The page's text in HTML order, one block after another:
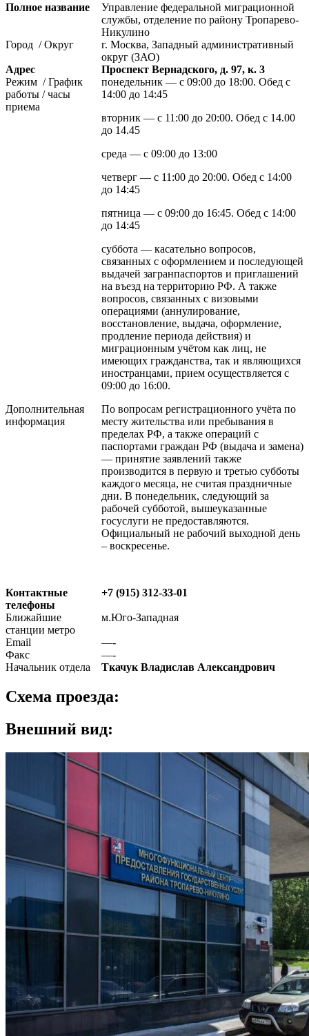
Полное название
Управление федеральной миграционной
службы, отделение по району Тропарево-
Никулино
Город / Округ
г. Москва, Западный административный
округ (ЗАО)
Адрес
Проспект Вернадского, д. 97, к. 3
Режим / График
работы / часы
приема
понедельник — с 09:00 до 18:00. Обед с
14:00 до 14:45
вторник — с 11:00 до 20:00. Обед с 14.00
до 14.45
среда — с 09:00 до 13:00
четверг — с 11:00 до 20:00. Обед с 14:00
до 14:45
пятница — с 09:00 до 16:45. Обед с 14:00
до 14:45
суббота — касательно вопросов,
связанных с оформлением и последующей
выдачей загранпаспортов и приглашений
на въезд на территорию РФ. А также
вопросов, связанных с визовыми
операциями (аннулирование,
восстановление, выдача, оформление,
продление периода действия) и
миграционным учётом как лиц, не
имеющих гражданства, так и являющихся
иностранцами, прием осуществляется с
09:00 до 16:00.
Дополнительная
информация
По вопросам регистрационного учёта по
месту жительства или пребывания в
пределах РФ, а также операций с
паспортами граждан РФ (выдача и замена)
— принятие заявлений также
производится в первую и третью субботы
каждого месяца, не считая праздничные
дни. В понедельник, следующий за
рабочей субботой, вышеуказанные
госуслуги не предоставляются.
Официальный не рабочий выходной день
– воскресенье.
Контактные
телефоны
+7 (915) 312-33-01
Ближайшие
станции метро
м.Юго-Западная
Email
—-
Факс
—-
Начальник отдела
Ткачук Владислав Александрович
Схема проезда:
Внешний вид: